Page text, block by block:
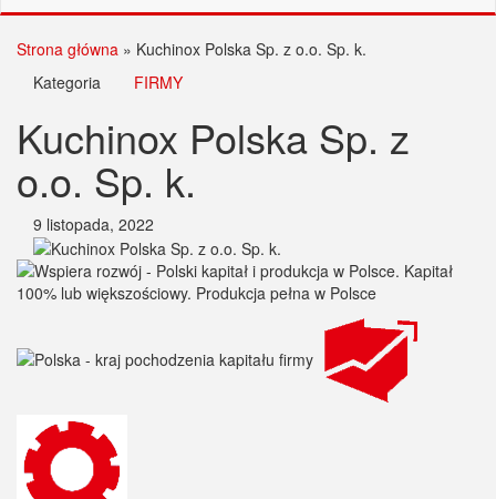
Strona główna » Kuchinox Polska Sp. z o.o. Sp. k.
Kategoria
FIRMY
Kuchinox Polska Sp. z
o.o. Sp. k.
9 listopada, 2022